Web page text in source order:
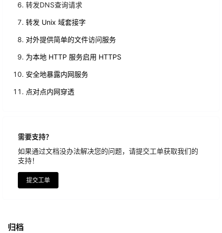
转发DNS查询请求
转发 Unix 域套接字
对外提供简单的文件访问服务
为本地 HTTP 服务启用 HTTPS
安全地暴露内网服务
点对点内网穿透
需要支持？
如果通过文档没办法解决您的问题，请提交工单获取我们的
支持！
提交工单
归档